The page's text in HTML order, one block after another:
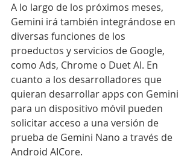
A lo largo de los próximos meses,
Gemini irá también integrándose en
diversas funciones de los
proeductos y servicios de Google,
como Ads, Chrome o Duet AI. En
cuanto a los desarrolladores que
quieran desarrollar apps con Gemini
para un dispositivo móvil pueden
solicitar acceso a una versión de
prueba de Gemini Nano a través de
Android AICore.